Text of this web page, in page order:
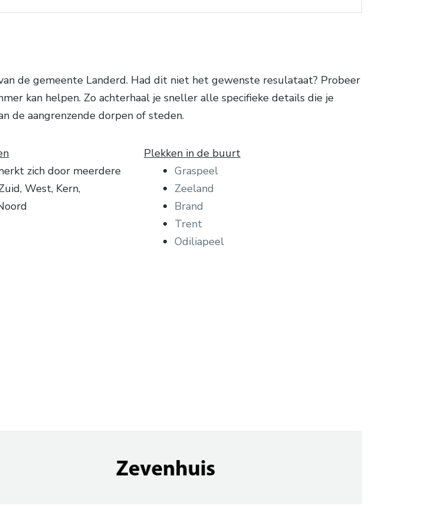
de gemeente Landerd. Had dit niet het gewenste resulataat? Probeer
kan helpen. Zo achterhaal je sneller alle specifieke details die je
de aangrenzende dorpen of steden.
zich door meerdere
West, Kern,
Plekken in de buurt
Graspeel
Zeeland
Brand
Trent
Odiliapeel